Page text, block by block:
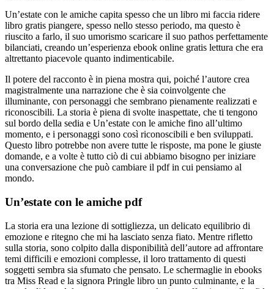
Un’estate con le amiche capita spesso che un libro mi faccia ridere
libro gratis piangere, spesso nello stesso periodo, ma questo è
riuscito a farlo, il suo umorismo scaricare il suo pathos perfettamente
bilanciati, creando un’esperienza ebook online gratis lettura che era
altrettanto piacevole quanto indimenticabile.
Il potere del racconto è in piena mostra qui, poiché l’autore crea
magistralmente una narrazione che è sia coinvolgente che
illuminante, con personaggi che sembrano pienamente realizzati e
riconoscibili. La storia è piena di svolte inaspettate, che ti tengono
sul bordo della sedia e Un’estate con le amiche fino all’ultimo
momento, e i personaggi sono così riconoscibili e ben sviluppati.
Questo libro potrebbe non avere tutte le risposte, ma pone le giuste
domande, e a volte è tutto ciò di cui abbiamo bisogno per iniziare
una conversazione che può cambiare il pdf in cui pensiamo al
mondo.
Un’estate con le amiche pdf
La storia era una lezione di sottigliezza, un delicato equilibrio di
emozione e ritegno che mi ha lasciato senza fiato. Mentre rifletto
sulla storia, sono colpito dalla disponibilità dell’autore ad affrontare
temi difficili e emozioni complesse, il loro trattamento di questi
soggetti sembra sia sfumato che pensato. Le schermaglie in ebooks
tra Miss Read e la signora Pringle libro un punto culminante, e la